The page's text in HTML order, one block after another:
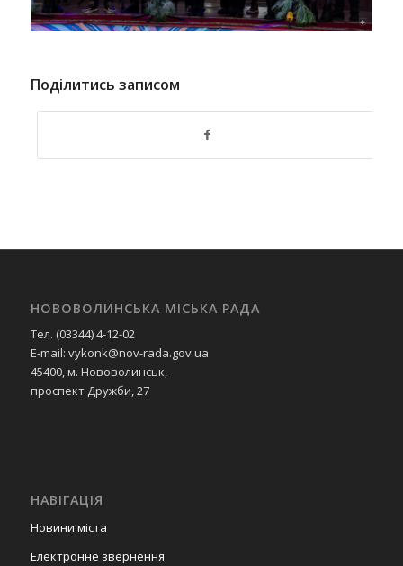
Поділитись записом
НОВОВОЛИНСЬКА МІСЬКА РАДА
Тел. (03344) 4-12-02
E-mail: vykonk@nov-rada.gov.ua
45400, м. Нововолинськ,
проспект Дружби, 27
НАВІГАЦІЯ
Новини міста
Електронне звернення